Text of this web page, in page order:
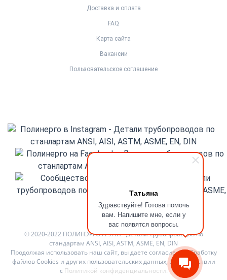
Татьяна
Здравствуйте! Готова помочь
вам. Напишите мне, если у
вас появятся вопросы.
Доставка и оплата
FAQ
Карта сайта
Вакансии
Пользовательское соглашение
© 2020-2022 ПОЛИНЭРГО ГРУПП - Детали трубопроводов по
стандартам ANSI, AISI, ASTM, ASME, EN, DIN
Продолжая использовать наш сайт, вы даете согласие на обработку
файлов Cookies и других пользовательских данных, в соответствии
с Политикой конфиденциальности.